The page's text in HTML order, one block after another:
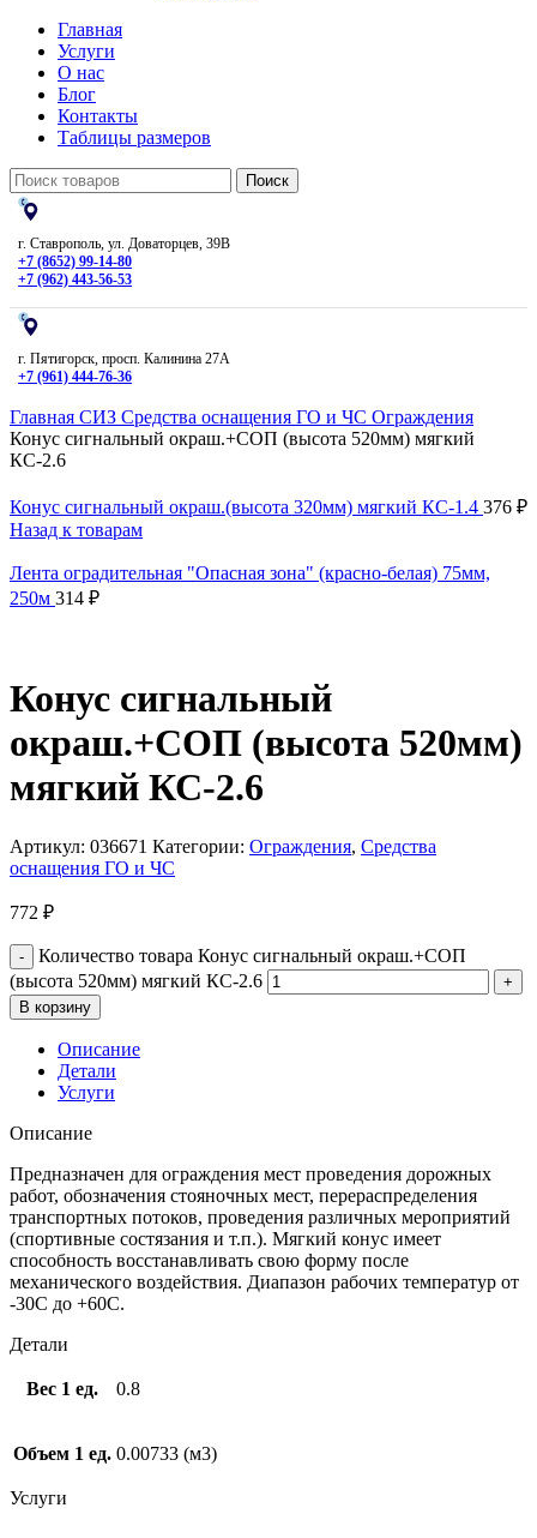
Главная
Услуги
О нас
Блог
Контакты
Таблицы размеров
Поиск
г. Ставрополь, ул. Доваторцев, 39В
+7 (8652) 99-14-80
+7 (962) 443-56-53
г. Пятигорск, просп. Калинина 27А
+7 (961) 444-76-36
Главная СИЗ Средства оснащения ГО и ЧС Ограждения
Конус сигнальный окраш.+СОП (высота 520мм) мягкий
КС-2.6
Конус сигнальный окраш.(высота 320мм) мягкий КС-1.4 376 ₽
Назад к товарам
Лента оградительная "Опасная зона" (красно-белая) 75мм,
250м 314 ₽
Конус сигнальный
окраш.+СОП (высота 520мм)
мягкий КС-2.6
Артикул: 036671 Категории: Ограждения, Средства
оснащения ГО и ЧС
772 ₽
Количество товара Конус сигнальный окраш.+СОП
(высота 520мм) мягкий КС-2.6
В корзину
Описание
Детали
Услуги
Описание
Предназначен для ограждения мест проведения дорожных
работ, обозначения стояночных мест, перераспределения
транспортных потоков, проведения различных мероприятий
(спортивные состязания и т.п.). Мягкий конус имеет
способность восстанавливать свою форму после
механического воздействия. Диапазон рабочих температур от
-30C до +60С.
Детали
Вес 1 ед. 0.8
Объем 1 ед. 0.00733 (м3)
Услуги